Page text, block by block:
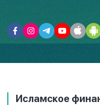
Исламское